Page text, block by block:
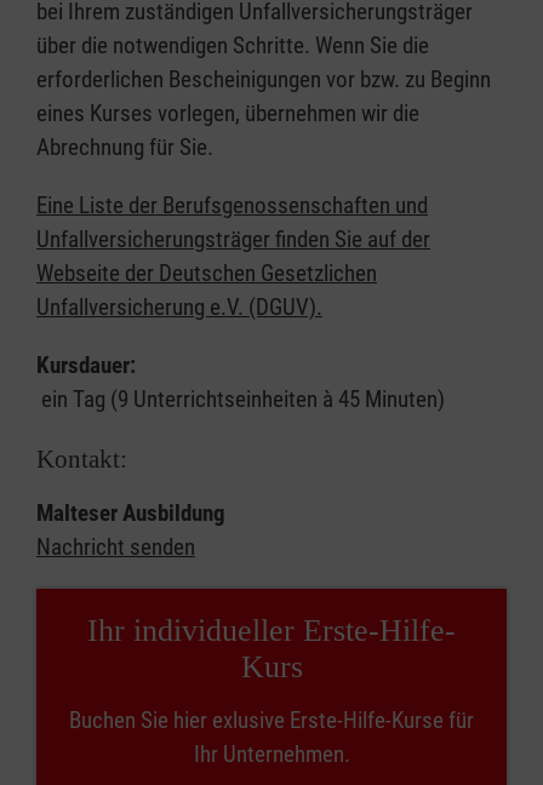
bei Ihrem zuständigen Unfallversicherungsträger
über die notwendigen Schritte. Wenn Sie die
erforderlichen Bescheinigungen vor bzw. zu Beginn
eines Kurses vorlegen, übernehmen wir die
Abrechnung für Sie.
Eine Liste der Berufsgenossenschaften und
Unfallversicherungsträger finden Sie auf der
Webseite der Deutschen Gesetzlichen
Unfallversicherung e.V. (DGUV).
Kursdauer:
ein Tag (9 Unterrichtseinheiten à 45 Minuten)
Kontakt:
Malteser Ausbildung
Nachricht senden
Ihr individueller Erste-Hilfe-
Kurs
Buchen Sie hier exlusive Erste-Hilfe-Kurse für
Ihr Unternehmen.